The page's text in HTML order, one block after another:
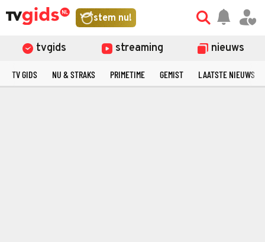
stem nu!
tvgids streaming nieuws
TV GIDS NU & STRAKS PRIMETIME GEMIST LAATSTE NIEUWS